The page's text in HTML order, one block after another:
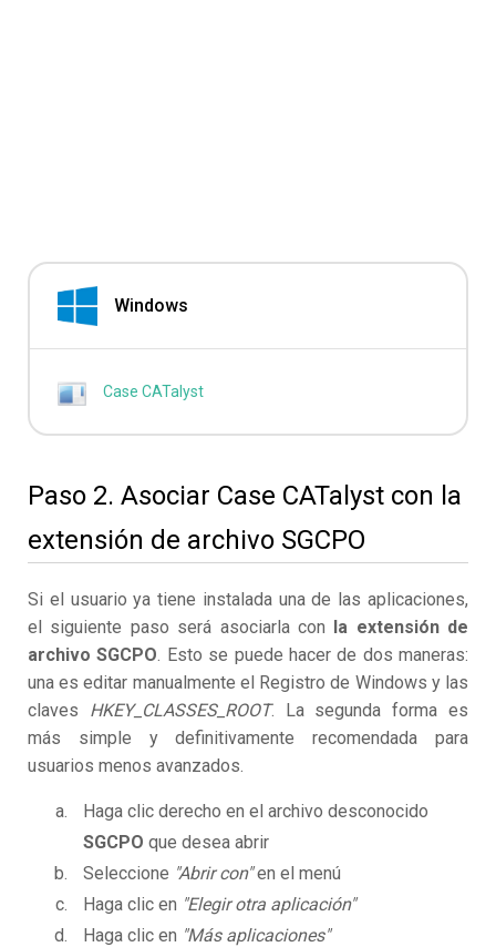
Windows
Case CATalyst
Paso 2. Asociar Case CATalyst con la
extensión de archivo SGCPO
Si el usuario ya tiene instalada una de las aplicaciones,
el siguiente paso será asociarla con la extensión de
archivo SGCPO. Esto se puede hacer de dos maneras:
una es editar manualmente el Registro de Windows y las
claves HKEY_CLASSES_ROOT. La segunda forma es
más simple y definitivamente recomendada para
usuarios menos avanzados.
Haga clic derecho en el archivo desconocido
SGCPO que desea abrir
Seleccione "Abrir con"en el menú
Haga clic en "Elegir otra aplicación"
Haga clic en "Más aplicaciones"